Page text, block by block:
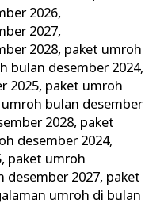
2026,
2027,
2028, paket umroh
bulan desember 2024,
2025, paket umroh
bulan desember
2028, paket
desember 2024,
, paket umroh
desember 2027, paket
umroh di bulan